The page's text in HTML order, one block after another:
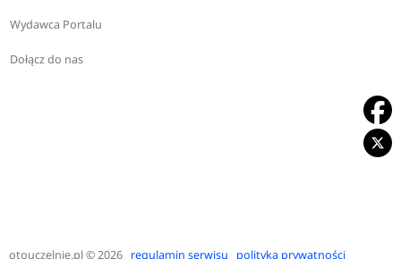
Wydawca Portalu
Dołącz do nas
otouczelnie.pl© 2026 regulamin serwisu polityka prywatności